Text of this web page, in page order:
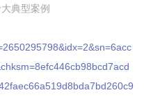
典型案例